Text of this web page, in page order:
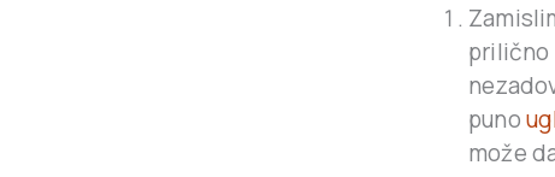
prilično
puno
može